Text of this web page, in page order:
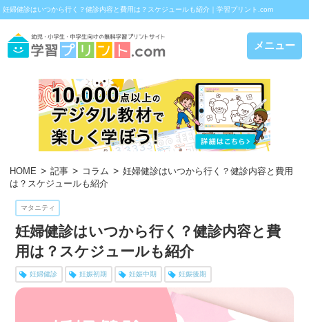
妊婦健診はいつから行く？健診内容と費用は？スケジュールも紹介｜学習プリント.com
メニュー
HOME 記事 コラム
妊婦健診はいつから行く？健診内容と費用
は？スケジュールも紹介
マタニティ
妊婦健診はいつから行く？健診内容と費
用は？スケジュールも紹介
妊婦健診 妊娠初期 妊娠中期 妊娠後期